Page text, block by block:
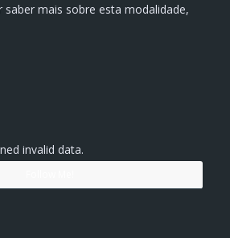
saber mais sobre esta modalidade,
invalid data.